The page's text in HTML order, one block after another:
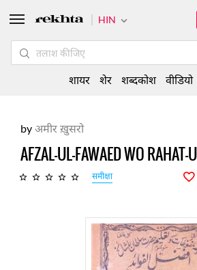
byअमीर ख़ुसरो
AFZAL-UL-FAWAED WO RAHAT-
समीक्षा
HIN
शायर शेर शब्दकोश वीडियो